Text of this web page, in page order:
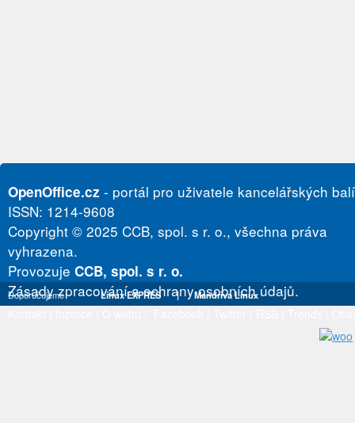
OpenOffice.cz - portál pro uživatele kancelářských
ISSN: 1214-9608
Copyright © 2025 CCB, spol. s r. o., všechna práva
vyhrazena.
Provozuje CCB, spol. s r. o.
Zásady zpracování a ochrany osobních údajů.
Doporučujeme Linux EXPRES | Mandriva Linux